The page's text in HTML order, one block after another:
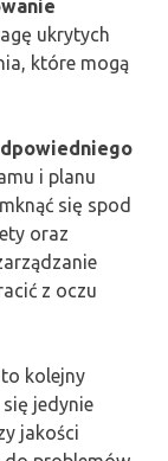
ukrytych
które mogą
i planu
się spod
oraz
z oczu
to kolejny
jedynie
jakości